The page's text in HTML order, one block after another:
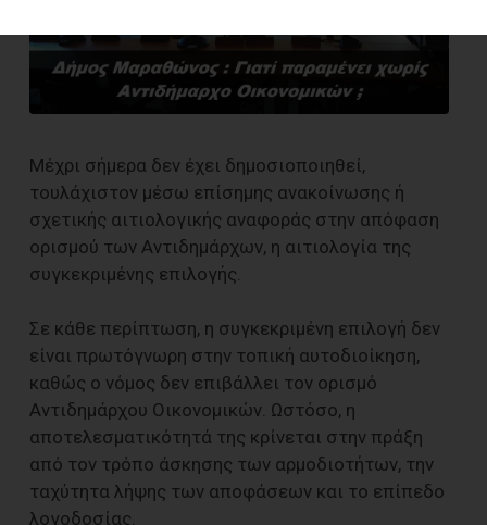
Μέχρι σήμερα δεν έχει δημοσιοποιηθεί,
τουλάχιστον μέσω επίσημης ανακοίνωσης ή
σχετικής αιτιολογικής αναφοράς στην απόφαση
ορισμού των Αντιδημάρχων, η αιτιολογία της
συγκεκριμένης επιλογής.
Σε κάθε περίπτωση, η συγκεκριμένη επιλογή δεν
είναι πρωτόγνωρη στην τοπική αυτοδιοίκηση,
καθώς ο νόμος δεν επιβάλλει τον ορισμό
Αντιδημάρχου Οικονομικών. Ωστόσο, η
αποτελεσματικότητά της κρίνεται στην πράξη
από τον τρόπο άσκησης των αρμοδιοτήτων, την
ταχύτητα λήψης των αποφάσεων και το επίπεδο
λογοδοσίας.